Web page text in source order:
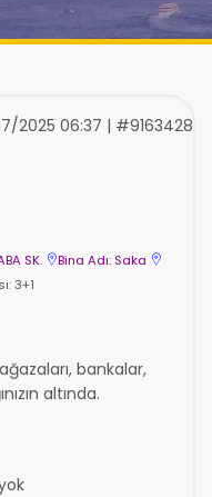
SK.
Bina Adı: Saka
3+1
2025 06:37 | #9163428
bankalar,
altında.